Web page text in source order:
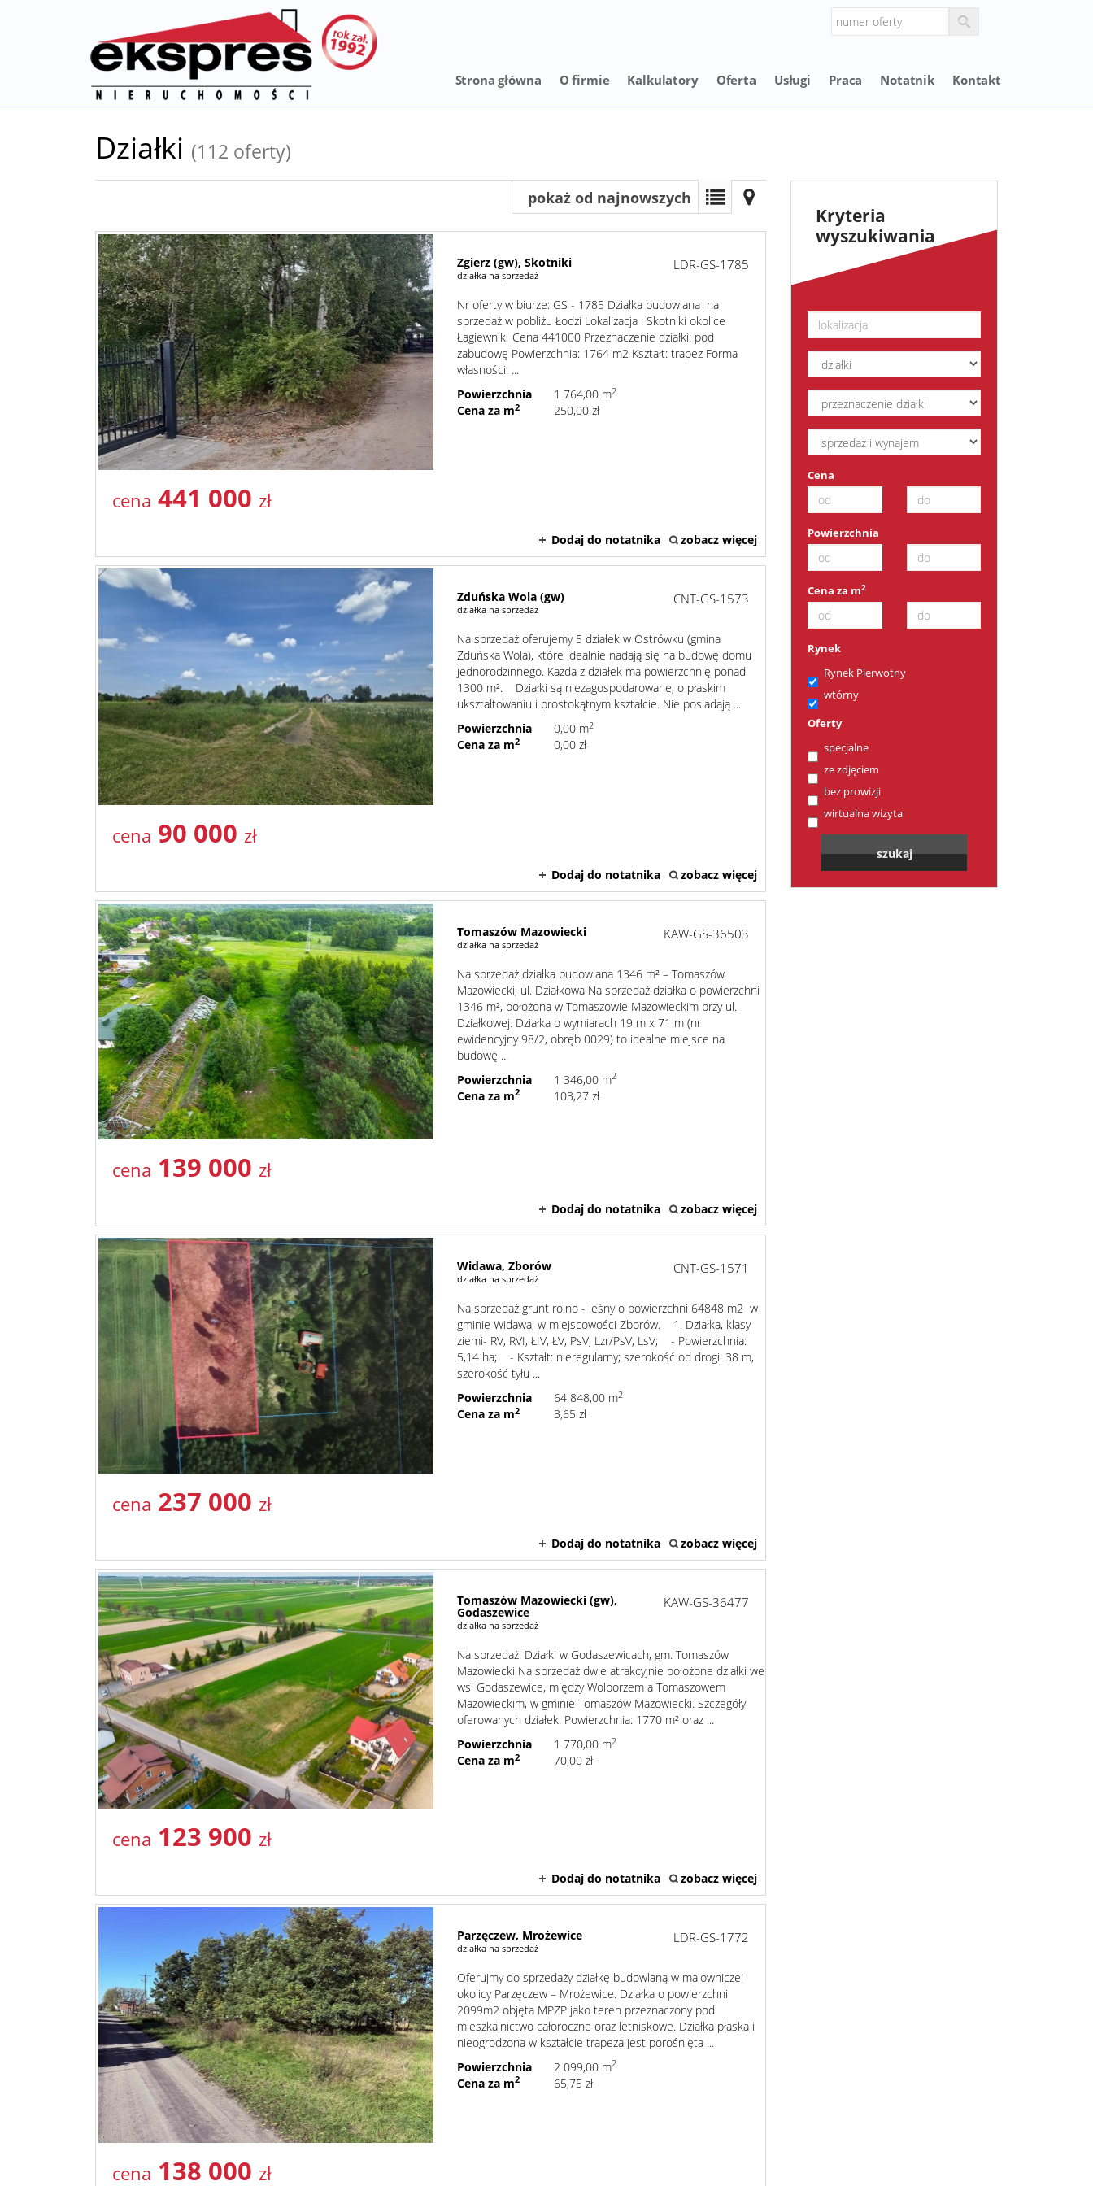
Strona główna O firmie Kalkulatory Oferta Usługi Praca Notatnik Kontakt
Działki (112 oferty)
pokaż od najnowszych
Zgierz (gw), Skotniki
działka na sprzedaż
LDR-GS-1785
Nr oferty w biurze: GS - 1785 Działka budowlana na
sprzedaż w pobliżu Łodzi Lokalizacja : Skotniki okolice
Łagiewnik Cena 441000 Przeznaczenie działki: pod
zabudowę Powierzchnia: 1764 m2 Kształt: trapez Forma
własności: ...
Powierzchnia
1 764,00 m2
Cena za m2 250,00 zł
cena 441 000 zł
Dodaj do notatnika zobacz więcej
Zduńska Wola (gw)
działka na sprzedaż
CNT-GS-1573
Na sprzedaż oferujemy 5 działek w Ostrówku (gmina
Zduńska Wola), które idealnie nadają się na budowę domu
jednorodzinnego. Każda z działek ma powierzchnię ponad
1300 m². Działki są niezagospodarowane, o płaskim
ukształtowaniu i prostokątnym kształcie. Nie posiadają ...
Powierzchnia
0,00 m2
Cena za m2 0,00 zł
cena 90 000 zł
Dodaj do notatnika zobacz więcej
Tomaszów Mazowiecki
działka na sprzedaż
KAW-GS-36503
Na sprzedaż działka budowlana 1346 m² – Tomaszów
Mazowiecki, ul. Działkowa Na sprzedaż działka o powierzchni
1346 m², położona w Tomaszowie Mazowieckim przy ul.
Działkowej. Działka o wymiarach 19 m x 71 m (nr
ewidencyjny 98/2, obręb 0029) to idealne miejsce na
budowę ...
Powierzchnia
1 346,00 m2
Cena za m2 103,27 zł
cena 139 000 zł
Dodaj do notatnika zobacz więcej
Widawa, Zborów
działka na sprzedaż
CNT-GS-1571
Na sprzedaż grunt rolno - leśny o powierzchni 64848 m2 w
gminie Widawa, w miejscowości Zborów. 1. Działka, klasy
ziemi- RV, RVI, ŁIV, ŁV, PsV, Lzr/PsV, LsV; - Powierzchnia:
5,14 ha; - Kształt: nieregularny; szerokość od drogi: 38 m,
szerokość tyłu ...
Powierzchnia
64 848,00 m2
Cena za m2 3,65 zł
cena 237 000 zł
Dodaj do notatnika zobacz więcej
Tomaszów Mazowiecki (gw),
Godaszewice
działka na sprzedaż
KAW-GS-36477
Na sprzedaż: Działki w Godaszewicach, gm. Tomaszów
Mazowiecki Na sprzedaż dwie atrakcyjnie położone działki we
wsi Godaszewice, między Wolborzem a Tomaszowem
Mazowieckim, w gminie Tomaszów Mazowiecki. Szczegóły
oferowanych działek: Powierzchnia: 1770 m² oraz ...
Powierzchnia
1 770,00 m2
Cena za m2 70,00 zł
cena 123 900 zł
Dodaj do notatnika zobacz więcej
Parzęczew, Mrożewice
działka na sprzedaż
LDR-GS-1772
Oferujmy do sprzedaży działkę budowlaną w malowniczej
okolicy Parzęczew – Mrożewice. Działka o powierzchni
2099m2 objęta MPZP jako teren przeznaczony pod
mieszkalnictwo całoroczne oraz letniskowe. Działka płaska i
nieogrodzona w kształcie trapeza jest porośnięta ...
Powierzchnia
2 099,00 m2
Cena za m2 65,75 zł
cena 138 000 zł
Kryteria
wyszukiwania
Cena
Powierzchnia
Cena za m2
Rynek
Rynek Pierwotny
wtórny
Oferty
specjalne
ze zdjęciem
bez prowizji
wirtualna wizyta